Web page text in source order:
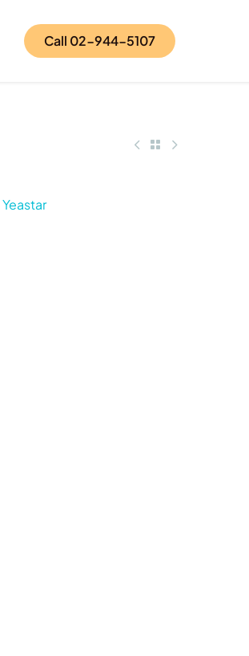
Call 02-944-5107
Yeastar